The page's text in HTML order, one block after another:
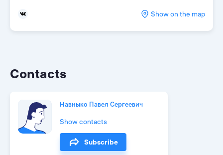
Show on the map
Contacts
Навныко Павел Сергеевич
Show contacts
Subscribe